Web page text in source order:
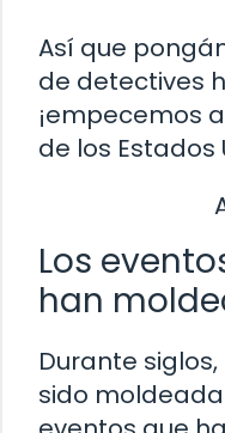
Así que
de detectives
¡empecemos
de los Estados
Los
han
Durante
sido